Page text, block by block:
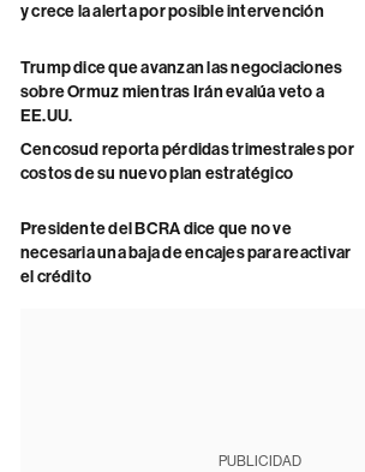
y crece la alerta por posible intervención
Trump dice que avanzan las negociaciones
sobre Ormuz mientras Irán evalúa veto a
EE.UU.
Cencosud reporta pérdidas trimestrales por
costos de su nuevo plan estratégico
Presidente del BCRA dice que no ve
necesaria una baja de encajes para reactivar
el crédito
PUBLICIDAD